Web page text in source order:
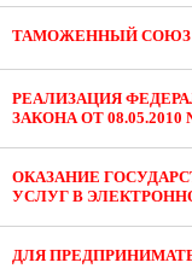
ТАМОЖЕННЫЙ СОЮЗ
РЕАЛИЗАЦИЯ
ЗАКОНА ОТ 08.05.2010
ОКАЗАНИЕ
УСЛУГ В
ДЛЯ